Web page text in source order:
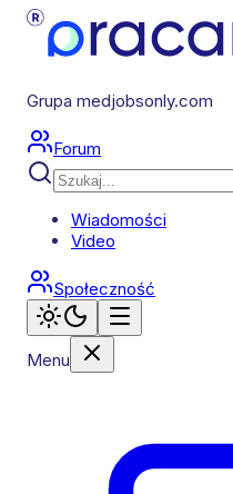
Grupa medjobsonly.com
Forum
Wiadomości
Video
Społeczność
Menu